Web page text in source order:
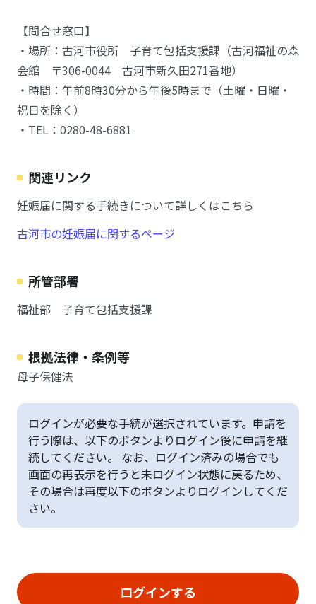
【問合せ窓口】
・場所：古河市役所 子育て包括支援課（古河福祉の森
会館 〒306-0044 古河市新久田271番地）
・時間：午前8時30分から午後5時まで（土曜・日曜・
祝日を除く）
・TEL：0280-48-6881
関連リンク
妊娠届に関する手続きについて詳しくはこちら
古河市の妊娠届に関するページ
所管部署
福祉部 子育て包括支援課
根拠法律・条例等
母子保健法
ログインが必要な手続が選択されています。申請を
行う際は、以下のボタンよりログイン後に申請を継
続してください。 なお、ログイン済みの場合でも
画面の再表示を行うと未ログイン状態に戻るため、
その場合は再度以下のボタンよりログインしてくだ
さい。